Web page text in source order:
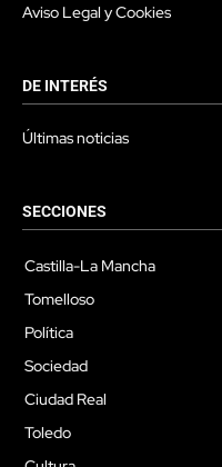
Aviso Legal y Cookies
DE INTERÉS
Últimas noticias
SECCIONES
Castilla-La Mancha
Tomelloso
Política
Sociedad
Ciudad Real
Toledo